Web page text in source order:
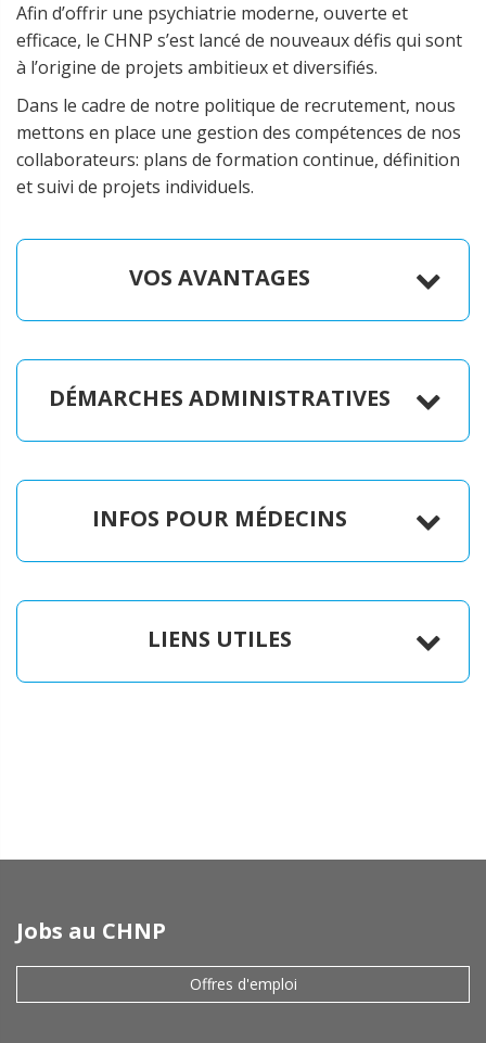
Afin d’offrir une psychiatrie moderne, ouverte et
efficace, le CHNP s’est lancé de nouveaux défis qui sont
à l’origine de projets ambitieux et diversifiés.
Dans le cadre de notre politique de recrutement, nous
mettons en place une gestion des compétences de nos
collaborateurs: plans de formation continue, définition
et suivi de projets individuels.
VOS AVANTAGES
DÉMARCHES ADMINISTRATIVES
INFOS POUR MÉDECINS
LIENS UTILES
Jobs au CHNP
Offres d'emploi